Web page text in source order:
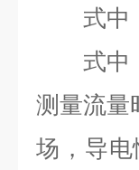
式中：
式中：
测量流量
场，导